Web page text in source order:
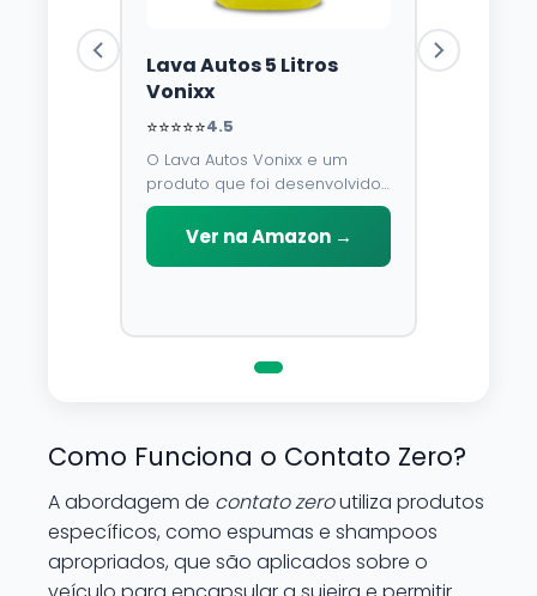
Lava Autos 5 Litros
Vonixx
⭐⭐⭐⭐⭐4.5
O Lava Autos Vonixx e um
produto que foi desenvolvido
para limpar, proteger e
conservar a lataria do veiculo.
Por possuir pH neutro, pode
Ver na Amazon →
Como Funciona o Contato Zero?
A abordagem de contato zeroutiliza produtos
específicos, como espumas e shampoos
apropriados, que são aplicados sobre o